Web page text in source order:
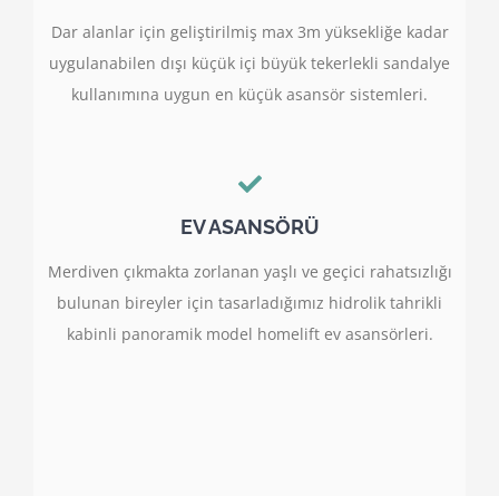
Dar alanlar için geliştirilmiş max 3m yüksekliğe kadar
uygulanabilen dışı küçük içi büyük tekerlekli sandalye
kullanımına uygun en küçük asansör sistemleri.
EV ASANSÖRÜ
Merdiven çıkmakta zorlanan yaşlı ve geçici rahatsızlığı
bulunan bireyler için tasarladığımız hidrolik tahrikli
kabinli panoramik model homelift ev asansörleri.